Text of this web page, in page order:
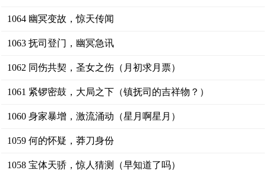
1064 幽冥变故，惊天传闻
1063 抚司登门，幽冥急讯
1062 同伤共契，圣女之伤（月初求月票）
1061 紧锣密鼓，大局之下（镇抚司的吉祥物？）
1060 身家暴增，激流涌动（星月啊星月）
1059 何的怀疑，莽刀身份
1058 宝体天骄，惊人猜测（早知道了吗）